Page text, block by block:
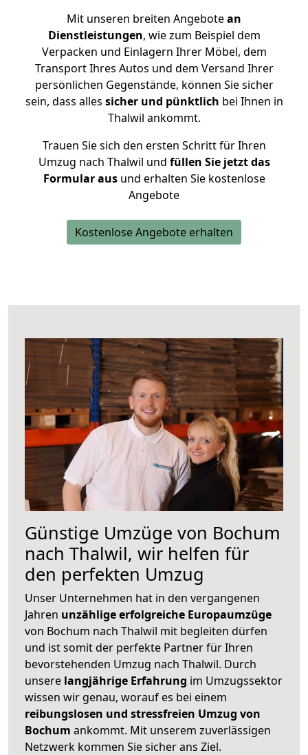
Mit unseren breiten Angebotean
Dienstleistungen, wie zum Beispiel dem
Verpacken und Einlagern Ihrer Möbel, dem
Transport Ihres Autos und dem Versand Ihrer
persönlichen Gegenstände, können Sie sicher
sein, dass alles sicher und pünktlich bei Ihnen in
Thalwil ankommt.
Trauen Sie sich den ersten Schritt für Ihren
Umzug nach Thalwil und füllen Sie jetzt das
Formular ausund erhalten Sie kostenlose
Angebote
Kostenlose Angebote erhalten
Günstige Umzüge von Bochum
nach Thalwil, wir helfen für
den perfekten Umzug
Unser Unternehmen hat in den vergangenen
Jahren unzählige erfolgreiche Europaumzüge
von Bochum nach Thalwil mit begleiten dürfen
und ist somit der perfekte Partner für Ihren
bevorstehenden Umzug nach Thalwil. Durch
unsere langjährige Erfahrung im Umzugssektor
wissen wir genau, worauf es bei einem
reibungslosen und stressfreien Umzug von
Bochum ankommt. Mit unserem zuverlässigen
Netzwerk kommen Sie sicher ans Ziel.